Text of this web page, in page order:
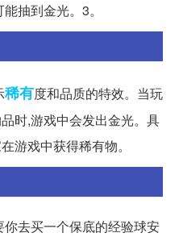
抽到金光。3。
稀有度和品质的特效。当玩
时,游戏中会发出金光。具
游戏中获得稀有物。
去买一个保底的经验球安